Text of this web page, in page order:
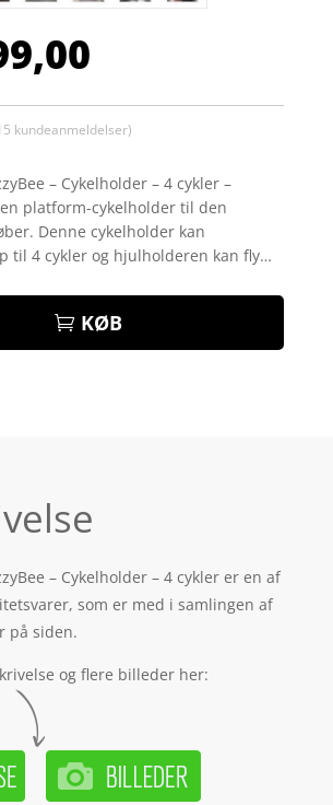
kundeanmeldelser)
– Cykelholder – 4 cykler –
platform-cykelholder til den
Denne cykelholder kan
til 4 cykler og hjulholderen kan fly…
KØB
– Cykelholder – 4 cykler er en af
som er med i samlingen af
på siden.
og flere billeder her: